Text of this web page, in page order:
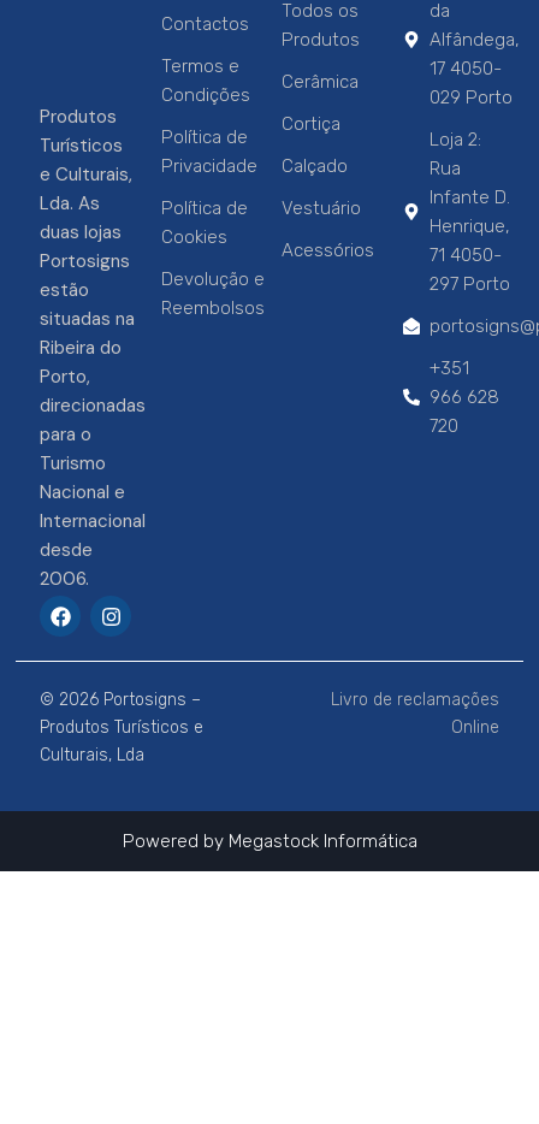
Produtos
Turísticos
e Culturais,
Lda. As
duas lojas
Portosigns
estão
situadas na
Ribeira do
Porto,
direcionadas
para o
Turismo
Nacional e
Internacional
desde
2006.
F
a
e
b
o
o
k
I
n
t
a
g
r
a
m
Contactos
Termos e
Condições
Política de
Privacidade
Política de
Cookies
Devolução e
Reembolsos
Todos os
Produtos
Cerâmica
Cortiça
Calçado
Vestuário
Acessórios
da
Alfândega,
17 4050-
029 Porto
Loja 2:
Rua
Infante D.
Henrique,
71 4050-
297 Porto
+351
966 628
720
© 2026 Portosigns –
Produtos Turísticos e
Culturais, Lda
Livro de reclamações
Online
Powered by Megastock Informática